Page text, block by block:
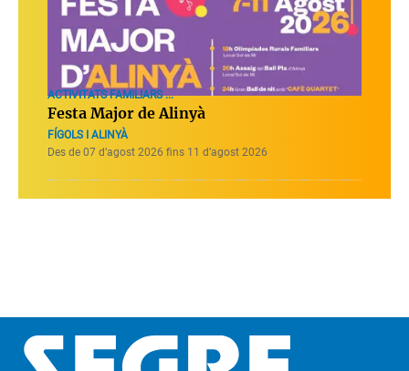
ACTIVITATS FAMILIARS ...
Festa Major de Alinyà
FÍGOLS I ALINYÀ
Des de 07 d’agost 2026 fins 11 d’agost 2026